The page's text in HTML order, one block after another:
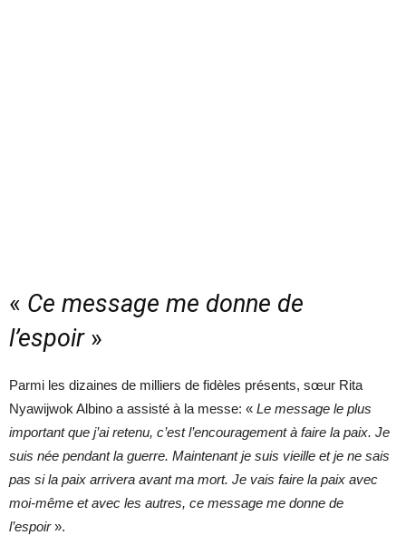
« Ce message me donne de
l’espoir»
Parmi les dizaines de milliers de fidèles présents, sœur Rita
Nyawijwok Albino a assisté à la messe: « Le message le plus
important que j’ai retenu, c’est l’encouragement à faire la paix. Je
suis née pendant la guerre. Maintenant je suis vieille et je ne sais
pas si la paix arrivera avant ma mort. Je vais faire la paix avec
moi-même et avec les autres, ce message me donne de
l’espoir».